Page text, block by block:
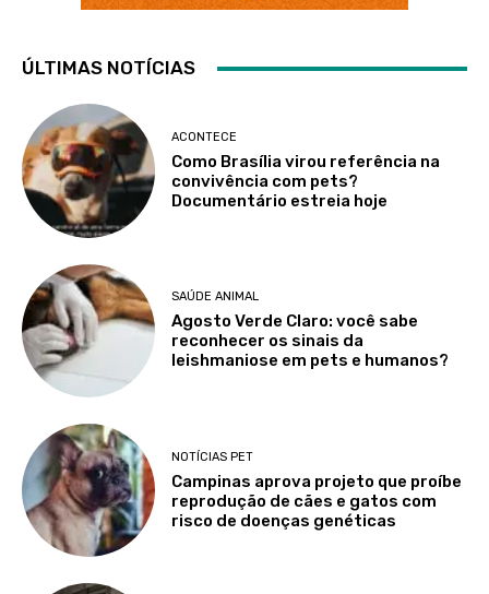
ÚLTIMAS NOTÍCIAS
ACONTECE
Como Brasília virou referência na
convivência com pets?
Documentário estreia hoje
SAÚDE ANIMAL
Agosto Verde Claro: você sabe
reconhecer os sinais da
leishmaniose em pets e humanos?
NOTÍCIAS PET
Campinas aprova projeto que proíbe
reprodução de cães e gatos com
risco de doenças genéticas